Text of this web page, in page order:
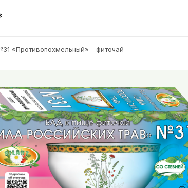
«Противопохмельный» - фиточай